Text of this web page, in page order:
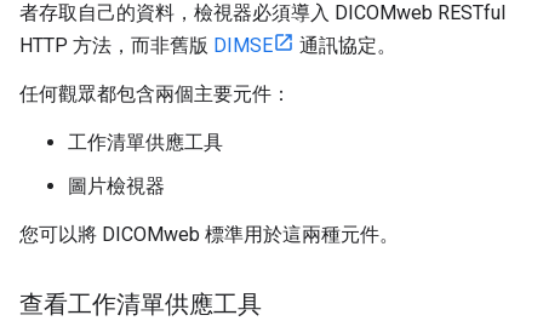
者存取自己的資料，檢視器必須導入 DICOMweb RESTful
HTTP 方法，而非舊版 DIMSE 通訊協定。
任何觀眾都包含兩個主要元件：
工作清單供應工具
圖片檢視器
您可以將 DICOMweb 標準用於這兩種元件。
查看工作清單供應工具